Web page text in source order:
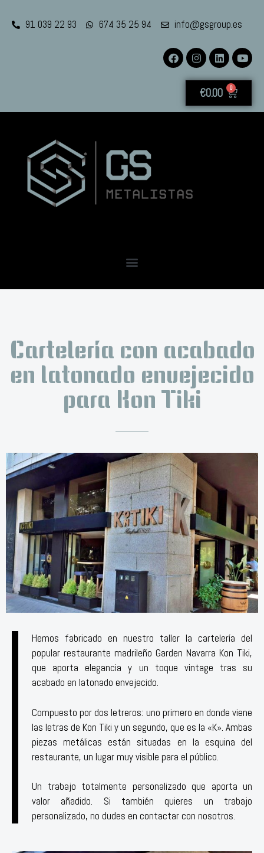
91 039 22 93 674 35 25 94 info@gsgroup.es
€0.00 0
Cartelería con acabado
en latonado envejecido
para Kon Tiki
Hemos fabricado en nuestro taller la cartelería del
popular restaurante madrileño Garden Navarra Kon Tiki,
que aporta elegancia y un toque vintage tras su
acabado en latonado envejecido.
Compuesto por dos letreros: uno primero en donde viene
las letras de Kon Tiki y un segundo, que es la «K». Ambas
piezas metálicas están situadas en la esquina del
restaurante, un lugar muy visible para el público.
Un trabajo totalmente personalizado que aporta un
valor añadido. Si también quieres un trabajo
personalizado, no dudes en contactar con nosotros.